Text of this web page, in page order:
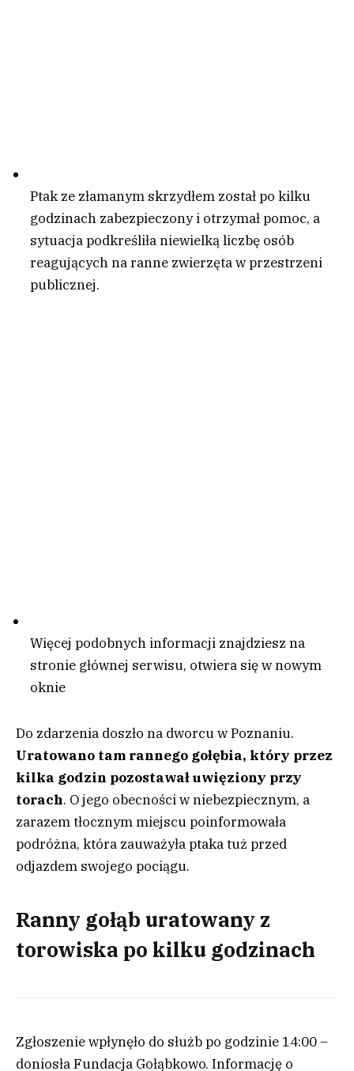
Ptak ze złamanym skrzydłem został po kilku
godzinach zabezpieczony i otrzymał pomoc, a
sytuacja podkreśliła niewielką liczbę osób
reagujących na ranne zwierzęta w przestrzeni
publicznej.
Więcej podobnych informacji znajdziesz na
stronie głównej serwisu, otwiera się w nowym
oknie
Do zdarzenia doszło na dworcu w Poznaniu.
Uratowano tam rannego gołębia, który przez
kilka godzin pozostawał uwięziony przy
torach. O jego obecności w niebezpiecznym, a
zarazem tłocznym miejscu poinformowała
podróżna, która zauważyła ptaka tuż przed
odjazdem swojego pociągu.
Ranny gołąb uratowany z
torowiska po kilku godzinach
Zgłoszenie wpłynęło do służb po godzinie 14:00 –
doniosła Fundacja Gołąbkowo. Informację o